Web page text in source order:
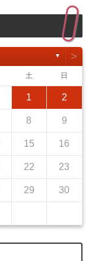
▼ >
土 日
1 2
8 9
15 16
22 23
29 30